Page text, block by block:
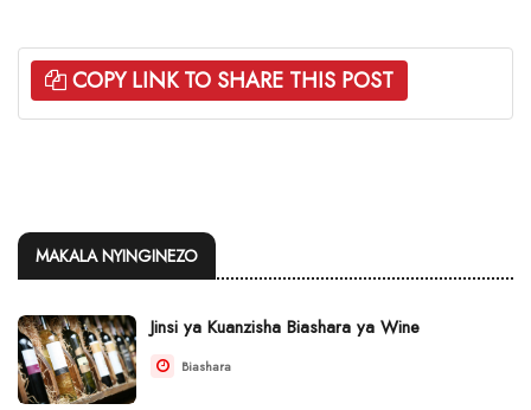
COPY LINK TO SHARE THIS POST
MAKALA NYINGINEZO
Jinsi ya Kuanzisha Biashara ya Wine
Biashara